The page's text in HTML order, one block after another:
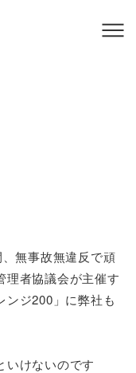
無事故無違反で頑
理者協議会が主催す
ンジ200」に弊社も
けないのです